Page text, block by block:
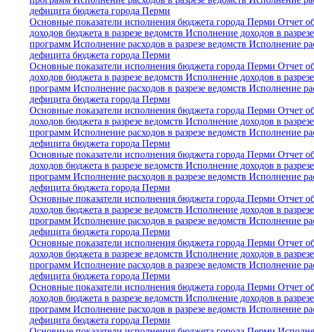
дефицита бюджета города Перми
Основные показатели исполнения бюджета города Перми Отчет
доходов бюджета в разрезе ведомств Исполнение доходов в
программ Исполнение расходов в разрезе ведомств Исполнение
дефицита бюджета города Перми
Основные показатели исполнения бюджета города Перми Отчет
доходов бюджета в разрезе ведомств Исполнение доходов в
программ Исполнение расходов в разрезе ведомств Исполнение
дефицита бюджета города Перми
Основные показатели исполнения бюджета города Перми Отчет
доходов бюджета в разрезе ведомств Исполнение доходов в
программ Исполнение расходов в разрезе ведомств Исполнение
дефицита бюджета города Перми
Основные показатели исполнения бюджета города Перми Отчет
доходов бюджета в разрезе ведомств Исполнение доходов в
программ Исполнение расходов в разрезе ведомств Исполнение
дефицита бюджета города Перми
Основные показатели исполнения бюджета города Перми Отчет
доходов бюджета в разрезе ведомств Исполнение доходов в
программ Исполнение расходов в разрезе ведомств Исполнение
дефицита бюджета города Перми
Основные показатели исполнения бюджета города Перми Отчет
доходов бюджета в разрезе ведомств Исполнение доходов в
программ Исполнение расходов в разрезе ведомств Исполнение
дефицита бюджета города Перми
Основные показатели исполнения бюджета города Перми Отчет
доходов бюджета в разрезе ведомств Исполнение доходов в
программ Исполнение расходов в разрезе ведомств Исполнение
дефицита бюджета города Перми